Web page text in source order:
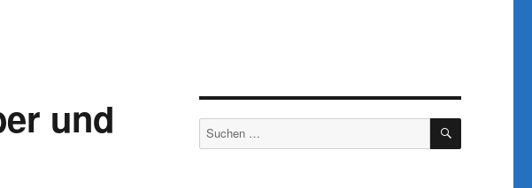
und
Suchen
nach:
SUCHEN